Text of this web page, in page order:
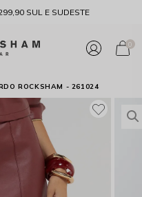
SUL E SUDESTE
0
ROCKSHAM - 261024